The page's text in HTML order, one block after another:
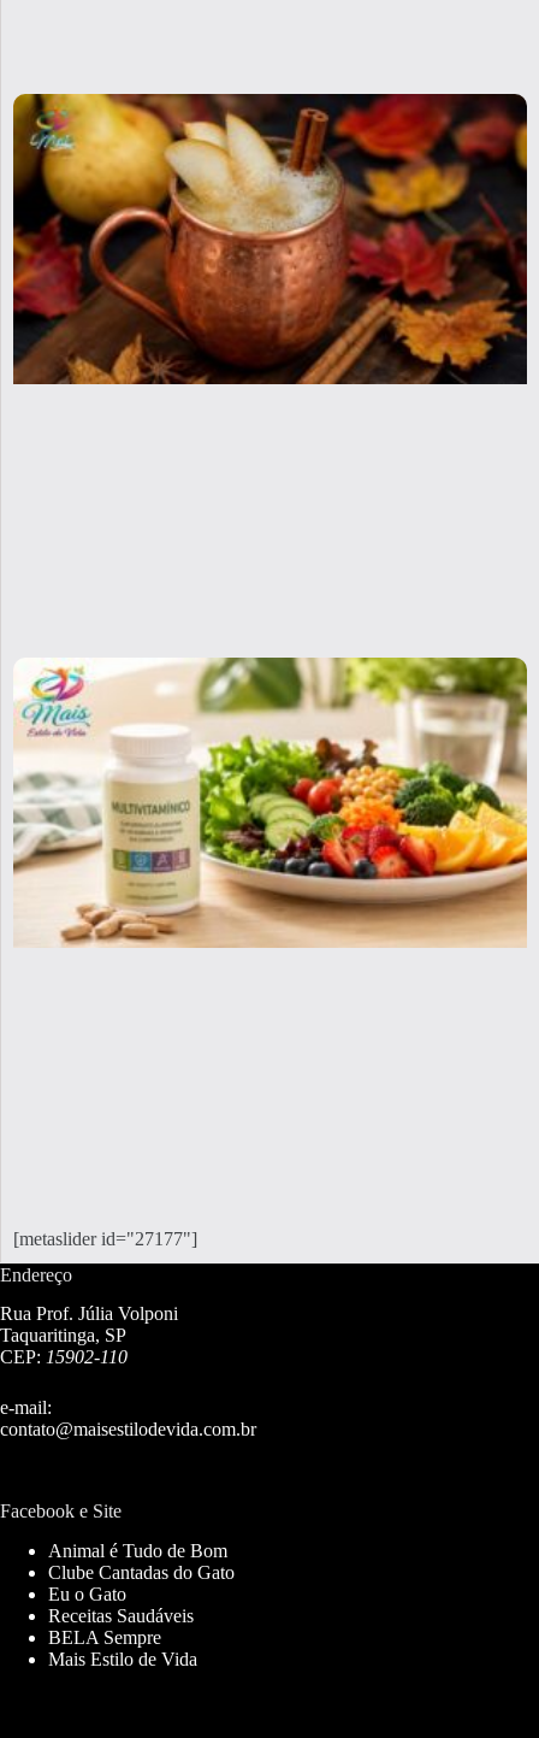
[metaslider id="27177"]
Endereço
Rua Prof. Júlia Volponi
Taquaritinga, SP
CEP: 15902-110
e-mail:
contato@maisestilodevida.com.br
Facebook e Site
Animal é Tudo de Bom
Clube Cantadas do Gato
Eu o Gato
Receitas Saudáveis
BELA Sempre
Mais Estilo de Vida